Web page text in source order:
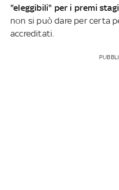
"eleggibili" per i premi
non si può dare per certa
accreditati.